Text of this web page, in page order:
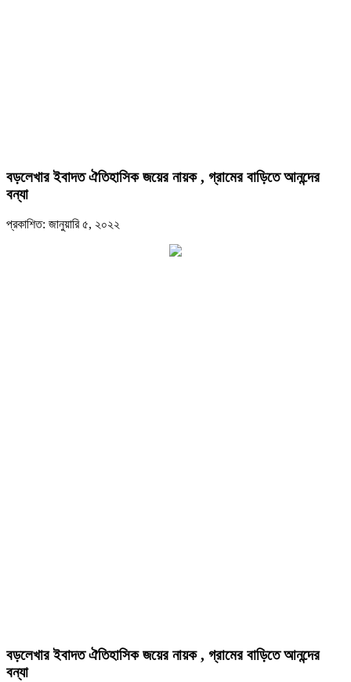
বড়লেখার ইবাদত ঐতিহাসিক জয়ের নায়ক , গ্রামের বাড়িতে আনন্দের
বন্যা
প্রকাশিত: জানুয়ারি ৫, ২০২২
বড়লেখার ইবাদত ঐতিহাসিক জয়ের নায়ক , গ্রামের বাড়িতে আনন্দের
বন্যা